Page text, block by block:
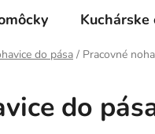
Kuchárske
do pása / Pracovné
do